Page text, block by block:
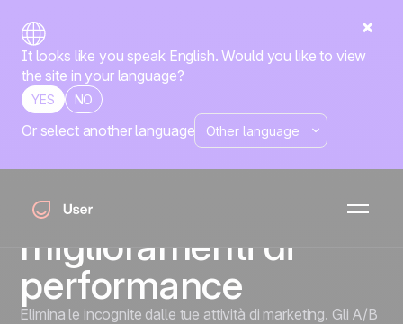
It looks like you speak English. Would you like to view
the site in your language?
YES NO
Or select another language
A/B Testing
Trasforma piccoli
test in grandi
miglioramenti di
performance
Elimina le incognite dalle tue attività di marketing. Gli A/B